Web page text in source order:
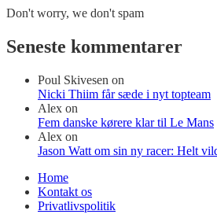
Don't worry, we don't spam
Seneste kommentarer
Poul Skivesen on
Nicki Thiim får sæde i nyt topteam
Alex on
Fem danske kørere klar til Le Mans
Alex on
Jason Watt om sin ny racer: Helt
Home
Kontakt os
Privatlivspolitik